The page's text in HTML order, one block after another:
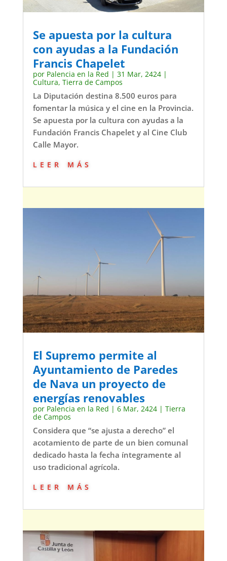
Se apuesta por la cultura
con ayudas a la Fundación
Francis Chapelet
por Palencia en la Red | 31 Mar, 2424|
Cultura, Tierra de Campos
La Diputación destina 8.500 euros para
fomentar la música y el cine en la Provincia.
Se apuesta por la cultura con ayudas a la
Fundación Francis Chapelet y al Cine Club
Calle Mayor.
leer más
El Supremo permite al
Ayuntamiento de Paredes
de Nava un proyecto de
energías renovables
por Palencia en la Red | 6 Mar, 2424| Tierra
de Campos
Considera que “se ajusta a derecho” el
acotamiento de parte de un bien comunal
dedicado hasta la fecha íntegramente al
uso tradicional agrícola.
leer más